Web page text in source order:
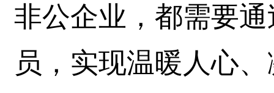
非公企业，都需要
员，实现温暖人心